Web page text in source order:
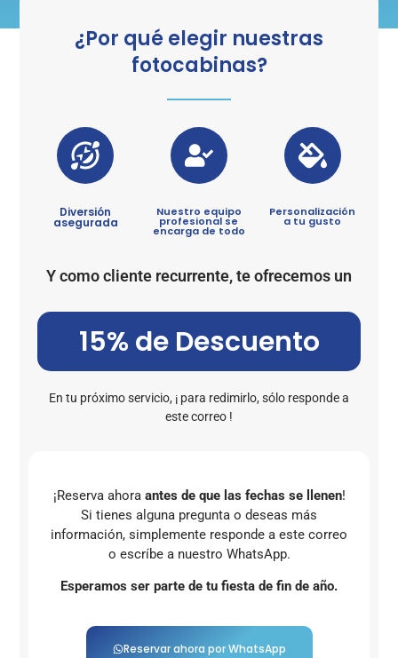
¿Por qué elegir nuestras
fotocabinas?
Diversión
asegurada
Nuestro equipo
profesional se
encarga de todo
Personalización
a tu gusto
Y como cliente recurrente, te ofrecemos un
15% de Descuento
En tu próximo servicio, ¡ para redimirlo, sólo responde a
este correo !
¡Reserva ahora antes de que las fechas se llenen!
Si tienes alguna pregunta o deseas más
información, simplemente responde a este correo
o escríbe a nuestro WhatsApp.
Esperamos ser parte de tu fiesta de fin de año.
Reservar ahora por WhatsApp